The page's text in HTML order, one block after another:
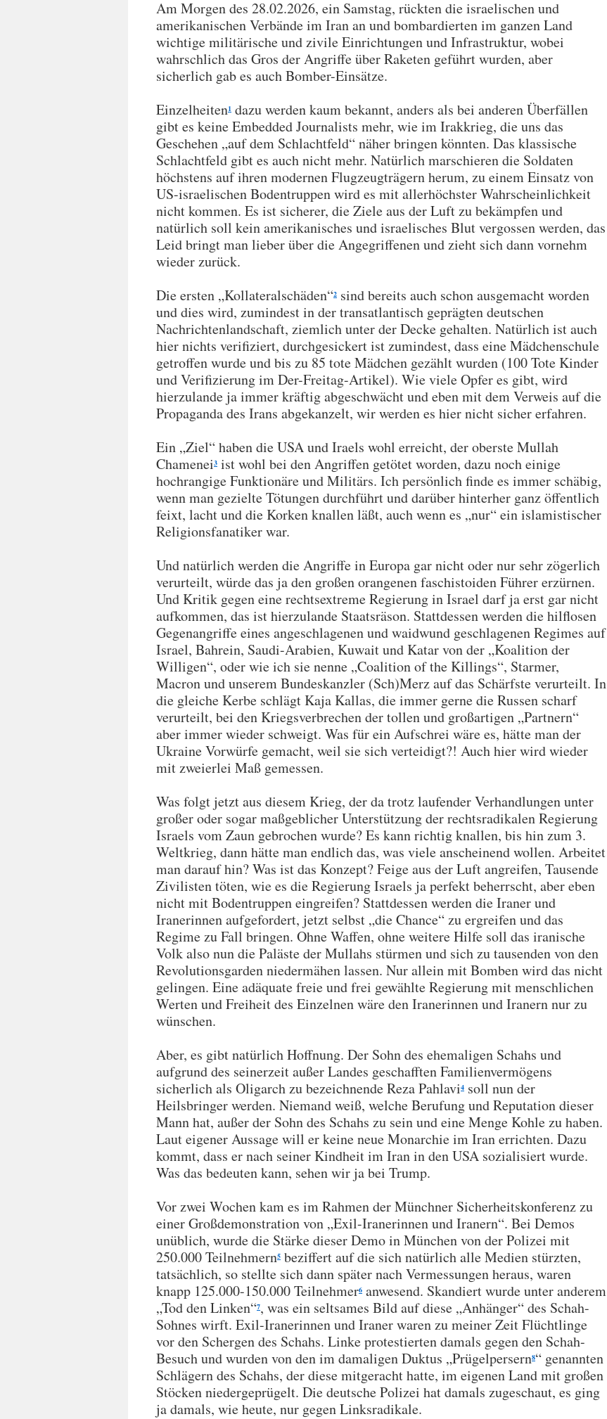
Am Morgen des 28.02.2026, ein Samstag, rückten die israelischen und
amerikanischen Verbände im Iran an und bombardierten im ganzen Land
wichtige militärische und zivile Einrichtungen und Infrastruktur, wobei
wahrschlich das Gros der Angriffe über Raketen geführt wurden, aber
sicherlich gab es auch Bomber-Einsätze.
Einzelheiten1 dazu werden kaum bekannt, anders als bei anderen Überfällen
gibt es keine Embedded Journalists mehr, wie im Irakkrieg, die uns das
Geschehen „auf dem Schlachtfeld“ näher bringen könnten. Das klassische
Schlachtfeld gibt es auch nicht mehr. Natürlich marschieren die Soldaten
höchstens auf ihren modernen Flugzeugträgern herum, zu einem Einsatz von
US-israelischen Bodentruppen wird es mit allerhöchster Wahrscheinlichkeit
nicht kommen. Es ist sicherer, die Ziele aus der Luft zu bekämpfen und
natürlich soll kein amerikanisches und israelisches Blut vergossen werden, das
Leid bringt man lieber über die Angegriffenen und zieht sich dann vornehm
wieder zurück.
Die ersten „Kollateralschäden“2 sind bereits auch schon ausgemacht worden
und dies wird, zumindest in der transatlantisch geprägten deutschen
Nachrichtenlandschaft, ziemlich unter der Decke gehalten. Natürlich ist auch
hier nichts verifiziert, durchgesickert ist zumindest, dass eine Mädchenschule
getroffen wurde und bis zu 85 tote Mädchen gezählt wurden (100 Tote Kinder
und Verifizierung im Der-Freitag-Artikel). Wie viele Opfer es gibt, wird
hierzulande ja immer kräftig abgeschwächt und eben mit dem Verweis auf die
Propaganda des Irans abgekanzelt, wir werden es hier nicht sicher erfahren.
Ein „Ziel“ haben die USA und Iraels wohl erreicht, der oberste Mullah
Chamenei3 ist wohl bei den Angriffen getötet worden, dazu noch einige
hochrangige Funktionäre und Militärs. Ich persönlich finde es immer schäbig,
wenn man gezielte Tötungen durchführt und darüber hinterher ganz öffentlich
feixt, lacht und die Korken knallen läßt, auch wenn es „nur“ ein islamistischer
Religionsfanatiker war.
Und natürlich werden die Angriffe in Europa gar nicht oder nur sehr zögerlich
verurteilt, würde das ja den großen orangenen faschistoiden Führer erzürnen.
Und Kritik gegen eine rechtsextreme Regierung in Israel darf ja erst gar nicht
aufkommen, das ist hierzulande Staatsräson. Stattdessen werden die hilflosen
Gegenangriffe eines angeschlagenen und waidwund geschlagenen Regimes auf
Israel, Bahrein, Saudi-Arabien, Kuwait und Katar von der „Koalition der
Willigen“, oder wie ich sie nenne „Coalition of the Killings“, Starmer,
Macron und unserem Bundeskanzler (Sch)Merz auf das Schärfste verurteilt. In
die gleiche Kerbe schlägt Kaja Kallas, die immer gerne die Russen scharf
verurteilt, bei den Kriegsverbrechen der tollen und großartigen „Partnern“
aber immer wieder schweigt. Was für ein Aufschrei wäre es, hätte man der
Ukraine Vorwürfe gemacht, weil sie sich verteidigt?! Auch hier wird wieder
mit zweierlei Maß gemessen.
Was folgt jetzt aus diesem Krieg, der da trotz laufender Verhandlungen unter
großer oder sogar maßgeblicher Unterstützung der rechtsradikalen Regierung
Israels vom Zaun gebrochen wurde? Es kann richtig knallen, bis hin zum 3.
Weltkrieg, dann hätte man endlich das, was viele anscheinend wollen. Arbeitet
man darauf hin? Was ist das Konzept? Feige aus der Luft angreifen, Tausende
Zivilisten töten, wie es die Regierung Israels ja perfekt beherrscht, aber eben
nicht mit Bodentruppen eingreifen? Stattdessen werden die Iraner und
Iranerinnen aufgefordert, jetzt selbst „die Chance“ zu ergreifen und das
Regime zu Fall bringen. Ohne Waffen, ohne weitere Hilfe soll das iranische
Volk also nun die Paläste der Mullahs stürmen und sich zu tausenden von den
Revolutionsgarden niedermähen lassen. Nur allein mit Bomben wird das nicht
gelingen. Eine adäquate freie und frei gewählte Regierung mit menschlichen
Werten und Freiheit des Einzelnen wäre den Iranerinnen und Iranern nur zu
wünschen.
Aber, es gibt natürlich Hoffnung. Der Sohn des ehemaligen Schahs und
aufgrund des seinerzeit außer Landes geschafften Familienvermögens
sicherlich als Oligarch zu bezeichnende Reza Pahlavi4 soll nun der
Heilsbringer werden. Niemand weiß, welche Berufung und Reputation dieser
Mann hat, außer der Sohn des Schahs zu sein und eine Menge Kohle zu haben.
Laut eigener Aussage will er keine neue Monarchie im Iran errichten. Dazu
kommt, dass er nach seiner Kindheit im Iran in den USA sozialisiert wurde.
Was das bedeuten kann, sehen wir ja bei Trump.
Vor zwei Wochen kam es im Rahmen der Münchner Sicherheitskonferenz zu
einer Großdemonstration von „Exil-Iranerinnen und Iranern“. Bei Demos
unüblich, wurde die Stärke dieser Demo in München von der Polizei mit
250.000 Teilnehmern5 beziffert auf die sich natürlich alle Medien stürzten,
tatsächlich, so stellte sich dann später nach Vermessungen heraus, waren
knapp 125.000-150.000 Teilnehmer6 anwesend. Skandiert wurde unter anderem
„Tod den Linken“7, was ein seltsames Bild auf diese „Anhänger“ des Schah-
Sohnes wirft. Exil-Iranerinnen und Iraner waren zu meiner Zeit Flüchtlinge
vor den Schergen des Schahs. Linke protestierten damals gegen den Schah-
Besuch und wurden von den im damaligen Duktus „Prügelpersern8“ genannten
Schlägern des Schahs, der diese mitgeracht hatte, im eigenen Land mit großen
Stöcken niedergeprügelt. Die deutsche Polizei hat damals zugeschaut, es ging
ja damals, wie heute, nur gegen Linksradikale.